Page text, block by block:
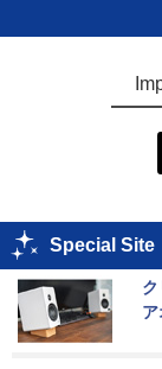
Special Site